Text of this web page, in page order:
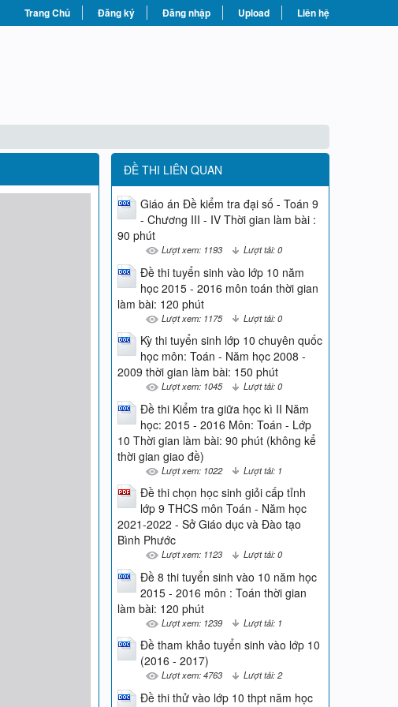
Trang Chủ Đăng ký Đăng nhập Upload Liên hệ
ĐỀ THI LIÊN QUAN
Giáo án Đề kiểm tra đại số - Toán 9
- Chương III - IV Thời gian làm bài :
90 phút
Lượt xem: 1193 Lượt tải: 0
Đề thi tuyển sinh vào lớp 10 năm
học 2015 - 2016 môn toán thời gian
làm bài: 120 phút
Lượt xem: 1175 Lượt tải: 0
Kỳ thi tuyển sinh lớp 10 chuyên quốc
học môn: Toán - Năm học 2008 -
2009 thời gian làm bài: 150 phút
Lượt xem: 1045 Lượt tải: 0
Đề thi Kiểm tra giữa học kì II Năm
học: 2015 - 2016 Môn: Toán - Lớp
10 Thời gian làm bài: 90 phút (không kể
thời gian giao đề)
Lượt xem: 1022 Lượt tải: 1
Đề thi chọn học sinh giỏi cấp tỉnh
lớp 9 THCS môn Toán - Năm học
2021-2022 - Sở Giáo dục và Đào tạo
Bình Phước
Lượt xem: 1123 Lượt tải: 0
Đề 8 thi tuyển sinh vào 10 năm học
2015 - 2016 môn : Toán thời gian
làm bài: 120 phút
Lượt xem: 1239 Lượt tải: 1
Đề tham khảo tuyển sinh vào lớp 10
(2016 - 2017)
Lượt xem: 4763 Lượt tải: 2
Đề thi thử vào lớp 10 thpt năm học